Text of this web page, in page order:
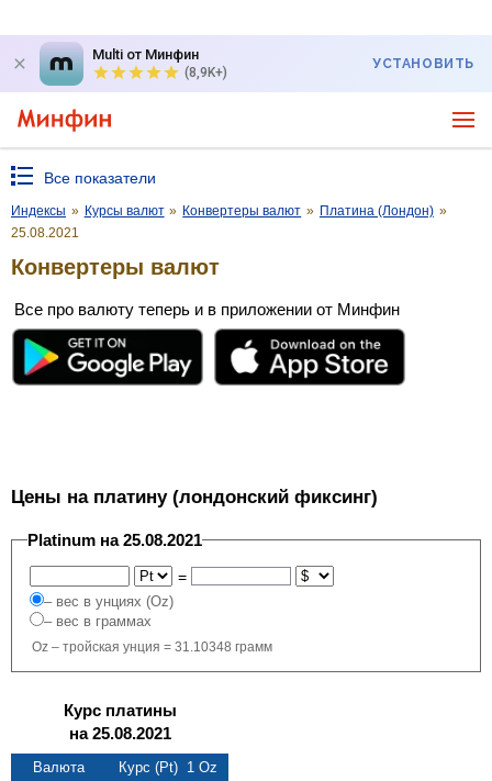
Multi от Минфин
(8,9K+)
УСТАНОВИТЬ
Все показатели
Индексы » Курсы валют » Конвертеры валют » Платина (Лондон) »
25.08.2021
Конвертеры валют
Все про валюту теперь и в приложении от Минфин
Цены на платину (лондонский фиксинг)
Platinum на 25.08.2021
=
– вес в унциях (Oz)
– вес в граммах
Oz – тройская унция = 31.10348 грамм
Курс платины
на 25.08.2021
Валюта
Курс (Pt) 1 Oz